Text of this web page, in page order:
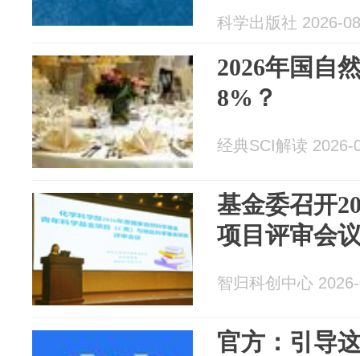
科学出版社 2026-
2026年国自
8%？
经典SCI解读 2026-
基金委召开
项目评审会
智归科创中心
官方：引导